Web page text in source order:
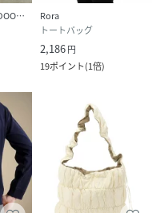
URBAN RESEARCH DOORS
Rora
トートバッグ
2,186円
19ポイント(1倍)